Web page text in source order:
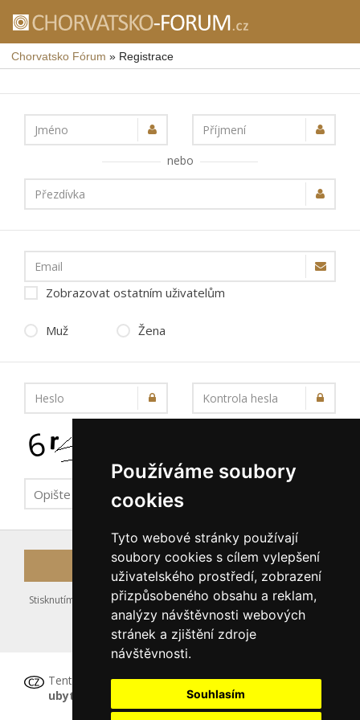
Používáme soubory
cookies
Tyto webové stránky používají
soubory cookies s cílem vylepšení
uživatelského prostředí, zobrazení
přizpůsobeného obsahu a reklam,
analýzy návštěvnosti webových
stránek a zjištění zdroje
návštěvnosti.
Souhlasím
Chorvatsko Fórum » Registrace
Jméno
Příjmení
nebo
Přezdívka
Email
Zobrazovat ostatním uživatelům
Muž Žena
Heslo Kontrola hesla
Registrovat
Stisknutím tlačítka Registrovat souhlasíte s uložením výše zadaných
údajů do databáze serveru, viz podmínky
nakládání s osobními údaji.
Tento formulářnení určen pro registraci
ubytovacího zařízení
, tu proveďte prosím